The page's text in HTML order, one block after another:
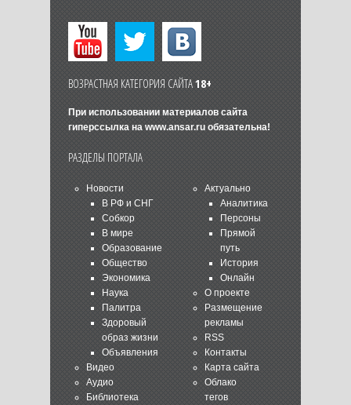
ВОЗРАСТНАЯ КАТЕГОРИЯ САЙТА18+
При использовании материалов сайта
гиперссылка на www.ansar.ruобязательна!
РАЗДЕЛЫ ПОРТАЛА
Новости
В РФ и СНГ
Собкор
В мире
Образование
Общество
Экономика
Наука
Палитра
Здоровый
образ жизни
Объявления
Видео
Аудио
Библиотека
Актуально
Аналитика
Персоны
Прямой
путь
История
Онлайн
О проекте
Размещение
рекламы
RSS
Контакты
Карта сайта
Облако
тегов